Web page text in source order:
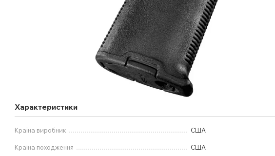
Характеристики
Країна виробник США
Країна походження США